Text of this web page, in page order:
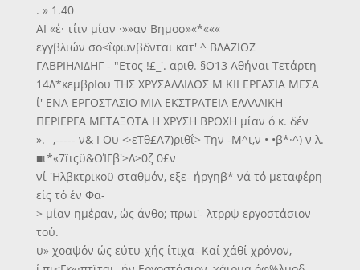
. » 1.40
ΑΙ «έ· τίιν μίαν ·»»αν Βημοσ»«*«««
εγγβλιών σο<ΐφωνβδνται κατ' ^ ΒΛΑΖΙΟΖ
ΓΑΒΡΙΗΛΙΔΗΓ - "Ετος !£_'. αριθ. §Ο13 Αθήναι Τετάρτη
14Δ*κεμβρΙου ΤΗΣ ΧΡΥΣΑΛΛΙΔΟΣ Μ ΚΙΙ ΕΡΓΑΣΙΑ ΜΕΣΑ
ί' ΕΝΑ ΕΡΓΟΣΤΑΣΙΟ ΜΙΑ ΕΚΣΤΡΑΤΕΙΑ ΕΛΛΑΛΙΚΗ
ΠΕΡΙΕΡΓΑ ΜΕΤΑΞΩΤΑ Η ΧΡΥΣΗ ΒΡΟΧΗ μίαν ό κ. δέν
»._ ,----- ν& Ι Ου <·εΤθ£Α7)ριθΐ> Την -Μ^ι,ν • •β*·^) ν λ.
■ι*«7ϊιςϋ&ΟΊΓβ'>Λ>0ζ 0£ν
νί 'Ηλβκτρικοϋ σταθμόν, εξε- ήργηβ* νά τό μεταφέρη
είς τό έν Φα-
> μίαν ημέραν, ώς άνθο; πρωι'- λτρρψ εργοστάσιον
τού.
υ» χοαψόν ώς εύτυ-χής ίτιχα- Καί χάθί χρόνον,